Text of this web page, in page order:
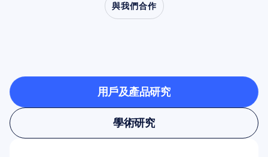
與我們合作
驗室時可能發生的事情
用戶及產品研究
用戶及產品研究
學術研究
學術研究